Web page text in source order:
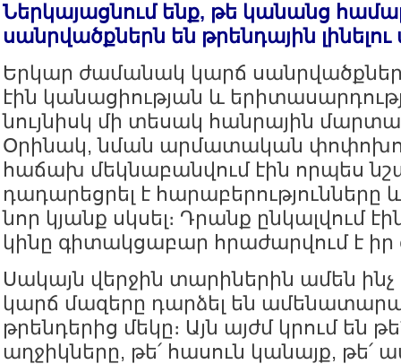
Ներկայացնում ենք, թե կանանց
սանրվածքներն են թրենդային
Երկար ժամանակ կարճ
էին կանացիության և
նույնիսկ մի տեսակ հանրային
Օրինակ, նման արմատական
հաճախ մեկնաբանվում էին որպես
դադարեցրել է հարաբերությունները
նոր կյանք սկսել։ Դրանք ընկալվում
կինը գիտակցաբար հրաժարվում է իր
Սակայն վերջին տարիներին ամեն ինչ
կարճ մազերը դարձել են
թրենդերից մեկը։ Այն այժմ կրում են
աղջիկները, թե՛ հասուն կանայք, թե՛